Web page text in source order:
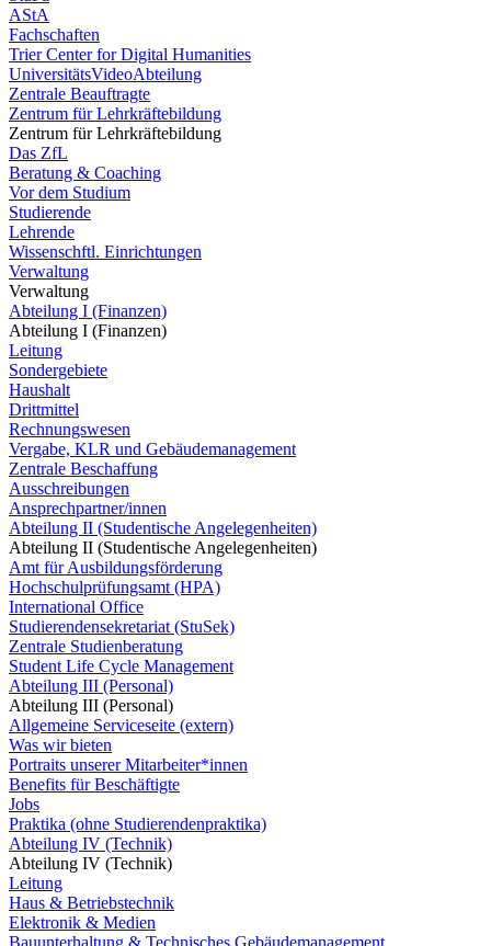
AStA
Fachschaften
Trier Center for Digital Humanities
UniversitätsVideoAbteilung
Zentrale Beauftragte
Zentrum für Lehrkräftebildung
Zentrum für Lehrkräftebildung
Das ZfL
Beratung & Coaching
Vor dem Studium
Studierende
Lehrende
Wissenschftl. Einrichtungen
Verwaltung
Verwaltung
Abteilung I (Finanzen)
Abteilung I (Finanzen)
Leitung
Sondergebiete
Haushalt
Drittmittel
Rechnungswesen
Vergabe, KLR und Gebäudemanagement
Zentrale Beschaffung
Ausschreibungen
Ansprechpartner/innen
Abteilung II (Studentische Angelegenheiten)
Abteilung II (Studentische Angelegenheiten)
Amt für Ausbildungsförderung
Hochschulprüfungsamt (HPA)
International Office
Studierendensekretariat (StuSek)
Zentrale Studienberatung
Student Life Cycle Management
Abteilung III (Personal)
Abteilung III (Personal)
Allgemeine Serviceseite (extern)
Was wir bieten
Portraits unserer Mitarbeiter*innen
Benefits für Beschäftigte
Jobs
Praktika (ohne Studierendenpraktika)
Abteilung IV (Technik)
Abteilung IV (Technik)
Leitung
Haus & Betriebstechnik
Elektronik & Medien
Bauunterhaltung & Technisches Gebäudemanagement